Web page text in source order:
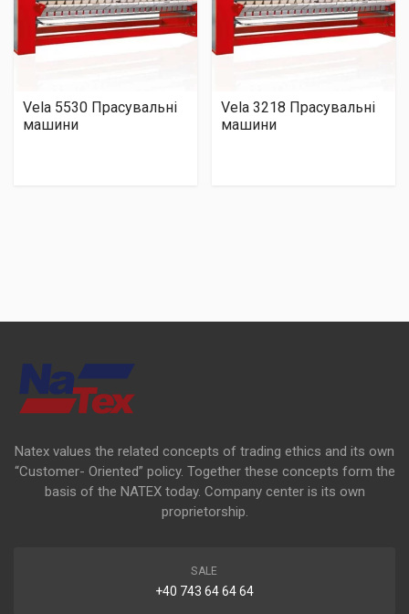
Vela 5530 Прасувальні
машини
Vela 3218 Прасувальні
машини
Natex values the related concepts of trading ethics and its own
“Customer- Oriented” policy. Together these concepts form the
basis of the NATEX today. Company center is its own
proprietorship.
SALE
+40 743 64 64 64